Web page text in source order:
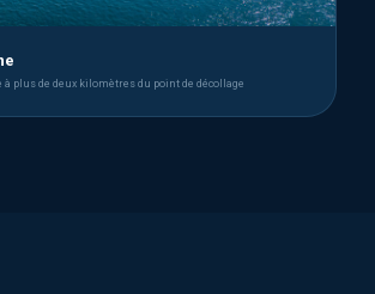
à plus de deux kilomètres du point de décollage